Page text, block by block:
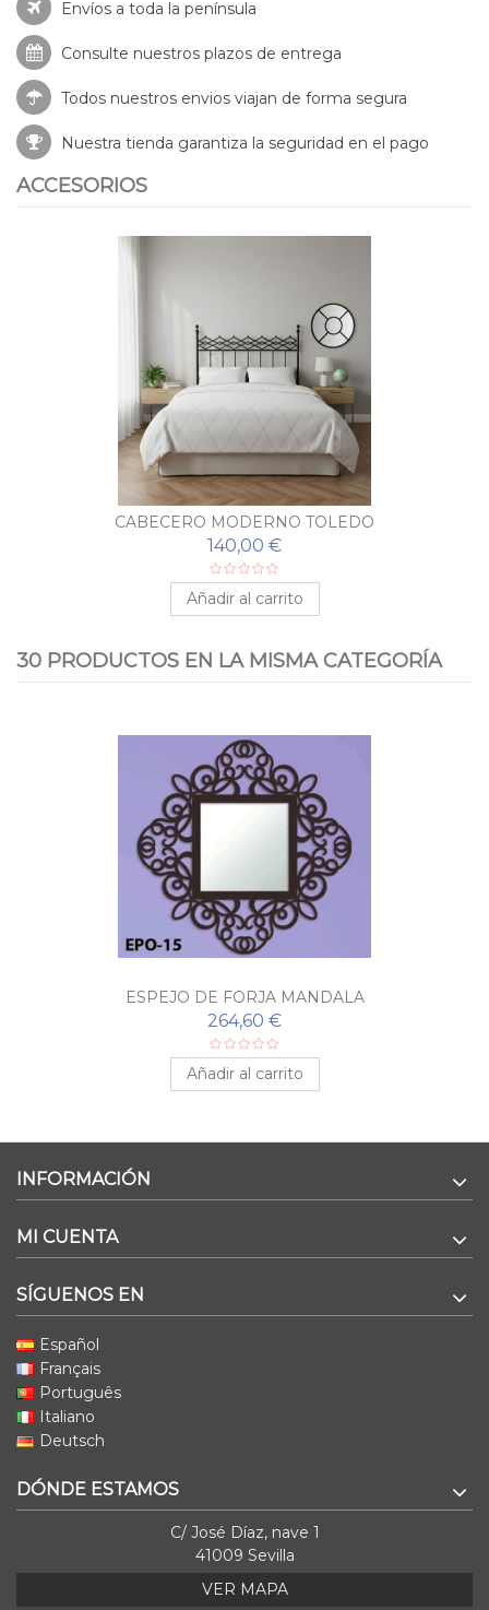
Envíos a toda la península
Consulte nuestros plazos de entrega
Todos nuestros envios viajan de forma segura
Nuestra tienda garantiza la seguridad en el pago
ACCESORIOS
CABECERO MODERNO TOLEDO
140,00 €
Añadir al carrito
30 PRODUCTOS EN LA MISMA CATEGORÍA
ESPEJO DE FORJA MANDALA
264,60 €
Añadir al carrito
INFORMACIÓN
MI CUENTA
SÍGUENOS EN
Español
Français
Português
Italiano
Deutsch
DÓNDE ESTAMOS
C/ José Díaz, nave 1
41009 Sevilla
VER MAPA